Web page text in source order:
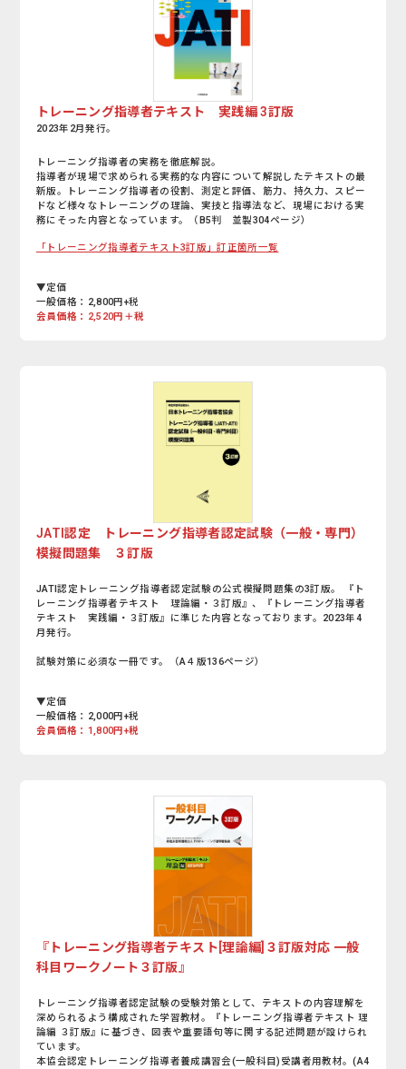
トレーニング指導者テキスト 実践編 3訂版
2023年2月発行。
トレーニング指導者の実務を徹底解説。
指導者が現場で求められる実務的な内容について解説したテキストの最
新版。トレーニング指導者の役割、測定と評価、筋力、持久力、スピー
ドなど様々なトレーニングの理論、実技と指導法など、現場における実
務にそった内容となっています。（B5判 並製304ページ）
「トレーニング指導者テキスト3訂版」訂正箇所一覧
▼定価
一般価格：2,800円+税
会員価格：2,520円＋税
JATI認定 トレーニング指導者認定試験（一般・専門）
模擬問題集 ３訂版
JATI認定トレーニング指導者認定試験の公式模擬問題集の3訂版。 『ト
レーニング指導者テキスト 理論編・３訂版』、『トレーニング指導者
テキスト 実践編・３訂版』に準じた内容となっております。2023年4
月発行。
試験対策に必須な一冊です。（A４版136ページ）
▼定価
一般価格：2,000円+税
会員価格：1,800円+税
『トレーニング指導者テキスト[理論編]３訂版対応 一般
科目ワークノート３訂版』
トレーニング指導者認定試験の受験対策として、テキストの内容理解を
深められるよう構成された学習教材。『トレーニング指導者テキスト 理
論編 ３訂版』に基づき、図表や重要語句等に関する記述問題が設けられ
ています。
本協会認定トレーニング指導者養成講習会(一般科目)受講者用教材。(A4